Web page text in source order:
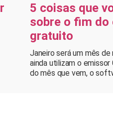
5 coisas que
sobre o fim do
gratuito
Janeiro será um mês
ainda utilizam o
do mês que vem, o